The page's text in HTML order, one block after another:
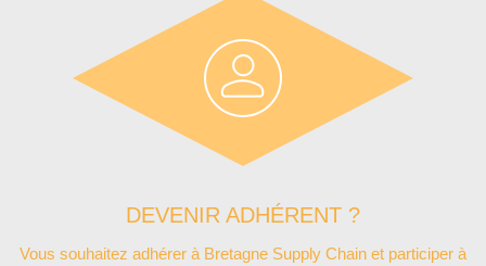
DEVENIR ADHÉRENT ?
Vous souhaitez adhérer à Bretagne Supply Chain et participer à